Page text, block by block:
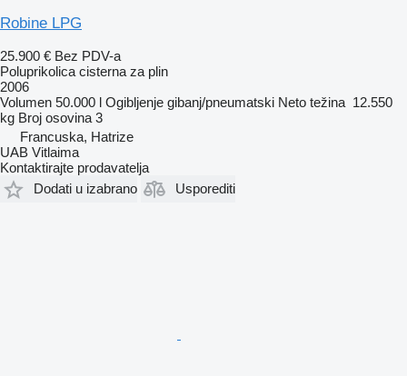
Robine LPG
25.900 € Bez PDV-a
Poluprikolica cisterna za plin
2006
Volumen 50.000 l Ogibljenje gibanj/pneumatski Neto težina 12.550
kg Broj osovina 3
Francuska, Hatrize
UAB Vitlaima
Kontaktirajte prodavatelja
Dodati u izabrano
Usporediti